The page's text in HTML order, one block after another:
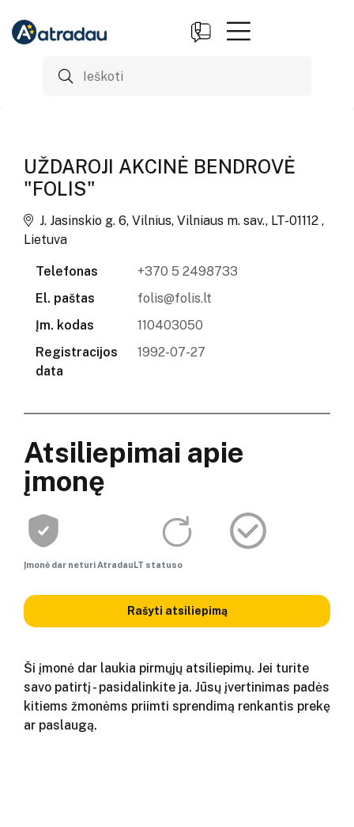
UŽDAROJI AKCINĖ BENDROVĖ
"FOLIS"
J. Jasinskio g. 6, Vilnius, Vilniaus m. sav., LT-01112 ,
Lietuva
Telefonas
+370 5 2498733
El. paštas
folis@folis.lt
Įm. kodas
110403050
Registracijos
data
1992-07-27
Atsiliepimai apie
įmonę
Įmonė dar neturi AtradauLT statuso
Rašyti atsiliepimą
Ši įmonė dar laukia pirmųjų atsiliepimų. Jei turite
savo patirtį - pasidalinkite ja. Jūsų įvertinimas padės
kitiems žmonėms priimti sprendimą renkantis prekę
ar paslaugą.